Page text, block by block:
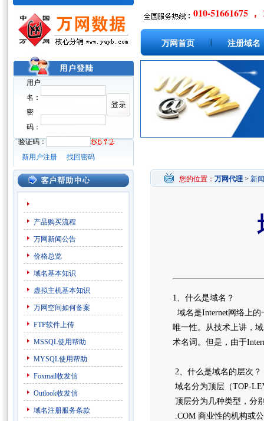
用户
名：
密
码：
验证码：
新用户注册
找回密码
010-51661675 ，
万网首页 注册域名
产品购买流程
万网新闻公告
价格总览
域名基本知识
虚拟主机基本知识
万网空间如何备案
FTP软件上传
MSSQL使用帮助
MYSQL使用帮助
Foxmail收发信
Outlook收发信
域名注册服务条款
您的位置： 万网代理 > 新
1、什么是域名？
域名是Internet网络上
唯一性。从技术上讲，
术名词。但是，由于
2、什么是域名的层次
域名分为顶层（TOP-
顶层分为几种类型，分
.COM 商业性的机构或